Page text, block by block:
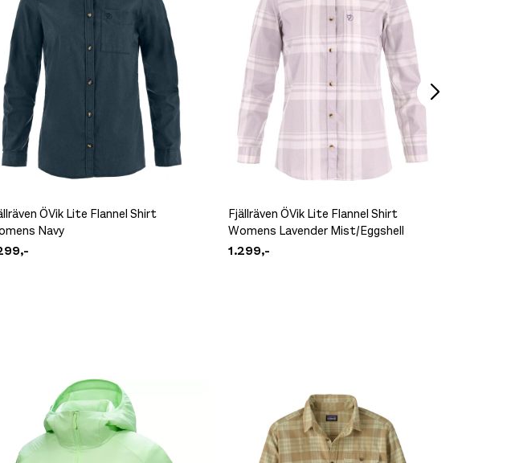
ÖVik Lite Flannel Shirt
Navy
Fjällräven ÖVik Lite Flannel Shirt
Womens Lavender Mist/Eggshell
1.299,-